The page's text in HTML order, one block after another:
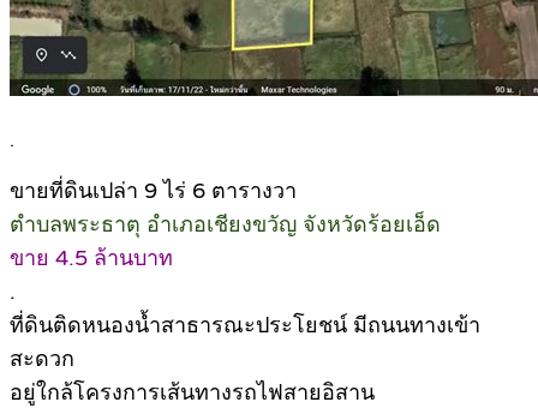
.
ขายที่ดินเปล่า 9 ไร่ 6 ตารางวา
ตำบลพระธาตุ อำเภอเชียงขวัญ จังหวัดร้อยเอ็ด
ขาย 4.5 ล้านบาท
.
ที่ดินติดหนองน้ำสาธารณะประโยชน์ มีถนนทางเข้า
สะดวก
อยู่ใกล้โครงการเส้นทางรถไฟสายอิสาน